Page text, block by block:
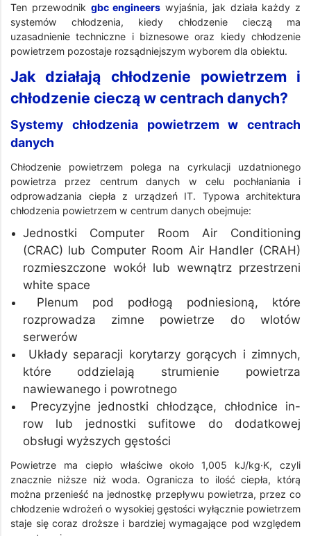
Ten przewodnik gbc engineers wyjaśnia, jak działa każdy z
systemów chłodzenia, kiedy chłodzenie cieczą ma
uzasadnienie techniczne i biznesowe oraz kiedy chłodzenie
powietrzem pozostaje rozsądniejszym wyborem dla obiektu.
Jak działają chłodzenie powietrzem i
chłodzenie cieczą w centrach danych?
Systemy chłodzenia powietrzem w centrach
danych
Chłodzenie powietrzem polega na cyrkulacji uzdatnionego
powietrza przez centrum danych w celu pochłaniania i
odprowadzania ciepła z urządzeń IT. Typowa architektura
chłodzenia powietrzem w centrum danych obejmuje:
Jednostki Computer Room Air Conditioning
(CRAC) lub Computer Room Air Handler (CRAH)
rozmieszczone wokół lub wewnątrz przestrzeni
white space
Plenum pod podłogą podniesioną, które
rozprowadza zimne powietrze do wlotów
serwerów
Układy separacji korytarzy gorących i zimnych,
które oddzielają strumienie powietrza
nawiewanego i powrotnego
Precyzyjne jednostki chłodzące, chłodnice in-
row lub jednostki sufitowe do dodatkowej
obsługi wyższych gęstości
Powietrze ma ciepło właściwe około 1,005 kJ/kg·K, czyli
znacznie niższe niż woda. Ogranicza to ilość ciepła, którą
można przenieść na jednostkę przepływu powietrza, przez co
chłodzenie wdrożeń o wysokiej gęstości wyłącznie powietrzem
staje się coraz droższe i bardziej wymagające pod względem